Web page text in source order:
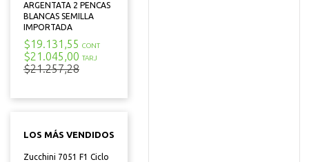
ARGENTATA 2 PENCAS
BLANCAS SEMILLA
IMPORTADA
$19.131,55 CONT
$21.045,00 TARJ
$21.257,28
LOS MÁS VENDIDOS
Zucchini 7051 F1 Ciclo